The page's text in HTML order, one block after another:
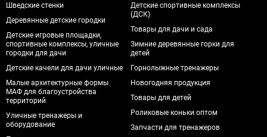
Шведские стенки
Деревянные детские городки
Детские игровые площадки,
спортивные комплексы, уличные
городки для дачи
Детские качели для дачи уличные
Малые архитектурные формы
МАФ для благоустройства
территорий
Уличные тренажеры и
оборудование
Детские спортивные комплексы
(ДСК)
Товары для дачи и сада
Зимние деревянные горки для
детей
Горнолыжные тренажеры
Новогодняя продукция
Товары для детей
Роликовые коньки оптом
Запчасти для тренажеров